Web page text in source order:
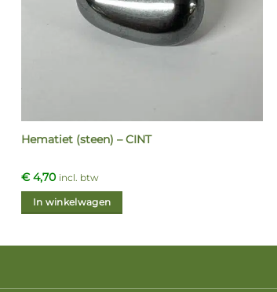
Hematiet (steen) – CINT
€4,70 incl. btw
In winkelwagen